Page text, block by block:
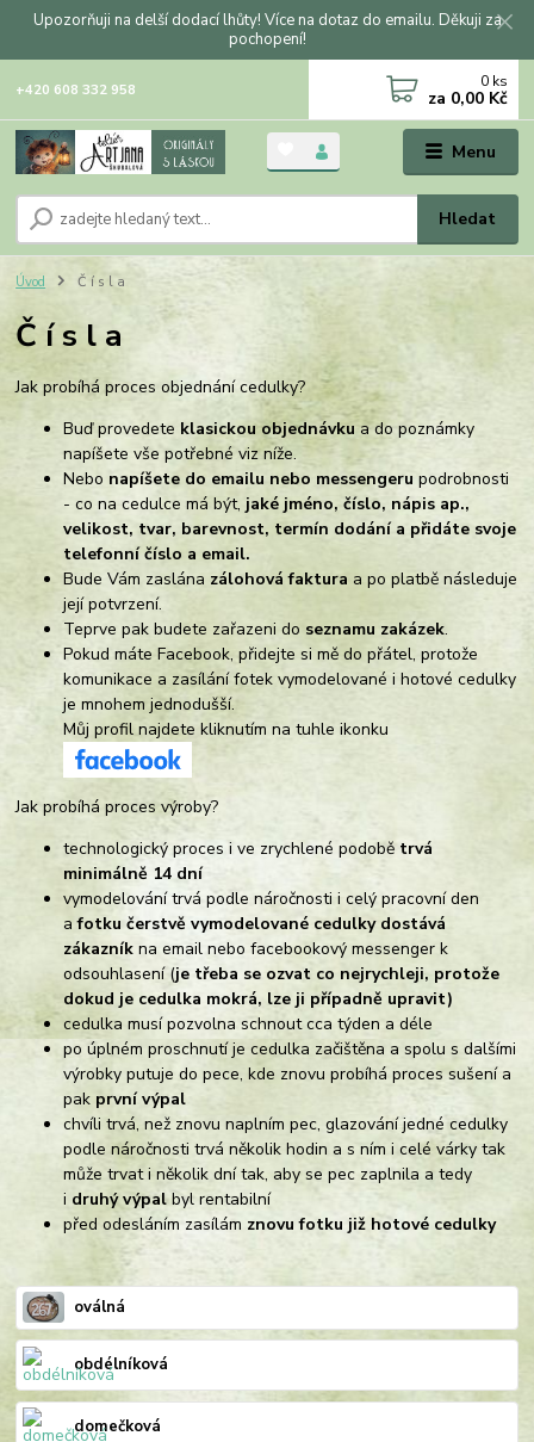
Upozorňuji na delší dodací lhůty! Více na dotaz do emailu. Děkuji za
pochopení!
Menu
Hledat
+420 608 332 958 0 ks
za 0,00 Kč
Úvod Č í s l a
Č í s l a
Jak probíhá proces objednání cedulky?
Buď provedete klasickou objednávku a do poznámky
napíšete vše potřebné viz níže.
Nebo napíšete do emailu nebo messengeru podrobnosti
- co na cedulce má být, jaké jméno, číslo, nápis ap.,
velikost, tvar, barevnost, termín dodání a přidáte svoje
telefonní číslo a email.
Bude Vám zaslána zálohová faktura a po platbě následuje
její potvrzení.
Teprve pak budete zařazeni do seznamu zakázek.
Pokud máte Facebook, přidejte si mě do přátel, protože
komunikace a zasílání fotek vymodelované i hotové cedulky
je mnohem jednodušší.
Můj profil najdete kliknutím na tuhle ikonku
Jak probíhá proces výroby?
technologický proces i ve zrychlené podobě trvá
minimálně 14 dní
vymodelování trvá podle náročnosti i celý pracovní den
afotku čerstvě vymodelované cedulky dostává
zákazník na email nebo facebookový messenger k
odsouhlasení (je třeba se ozvat co nejrychleji, protože
dokud je cedulka mokrá, lze ji případně upravit)
cedulka musí pozvolna schnout cca týden a déle
po úplném proschnutí je cedulka začištěna a spolu s dalšími
výrobky putuje do pece, kde znovu probíhá proces sušení a
pak první výpal
chvíli trvá, než znovu naplním pec, glazování jedné cedulky
podle náročnosti trvá několik hodin a s ním i celé várky tak
může trvat i několik dní tak, aby se pec zaplnila a tedy
i druhý výpalbyl rentabilní
před odesláním zasílám znovu fotku již hotové cedulky
oválná
obdélníková
domečková